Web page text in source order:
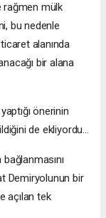
rağmen mülk
bu nedenle
alanında
bir alana
önerinin
de ekliyordu…
Demiryolunun bir
açılan tek